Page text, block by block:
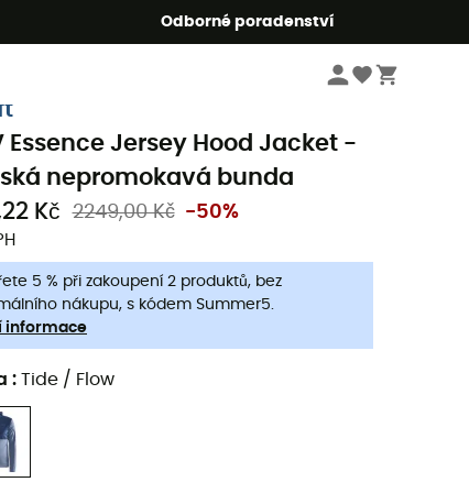
Odborné poradenství
Pánské nepromokavé
Essence Jersey Hood Jacket -
nepromokavá bunda
Kč
2249,00 Kč -50%
5 % při zakoupení 2 produktů, bez
nákupu, s kódem Summer5.
informace
: Tide / Flow